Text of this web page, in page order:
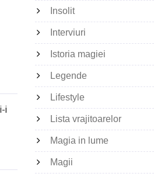
i
Insolit
Interviuri
Istoria magiei
Legende
Lifestyle
Lista vrajitoarelor
Magia in lume
Magii